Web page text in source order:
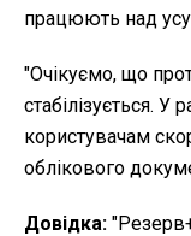
працюють над
"Очікуємо, що
стабілізується.
користувачам
облікового
Довідка: